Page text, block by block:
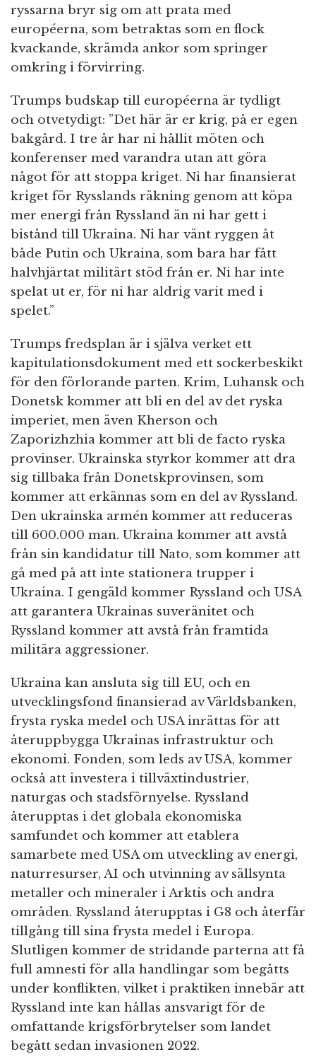
ryssarna bryr sig om att prata med
européerna, som betraktas som en flock
kvackande, skrämda ankor som springer
omkring i förvirring.
Trumps budskap till européerna är tydligt
och otvetydigt: ”Det här är er krig, på er egen
bakgård. I tre år har ni hållit möten och
konferenser med varandra utan att göra
något för att stoppa kriget. Ni har finansierat
kriget för Rysslands räkning genom att köpa
mer energi från Ryssland än ni har gett i
bistånd till Ukraina. Ni har vänt ryggen åt
både Putin och Ukraina, som bara har fått
halvhjärtat militärt stöd från er. Ni har inte
spelat ut er, för ni har aldrig varit med i
spelet.”
Trumps fredsplan är i själva verket ett
kapitulationsdokument med ett sockerbeskikt
för den förlorande parten. Krim, Luhansk och
Donetsk kommer att bli en del av det ryska
imperiet, men även Kherson och
Zaporizhzhia kommer att bli de facto ryska
provinser. Ukrainska styrkor kommer att dra
sig tillbaka från Donetskprovinsen, som
kommer att erkännas som en del av Ryssland.
Den ukrainska armén kommer att reduceras
till 600.000 man. Ukraina kommer att avstå
från sin kandidatur till Nato, som kommer att
gå med på att inte stationera trupper i
Ukraina. I gengäld kommer Ryssland och USA
att garantera Ukrainas suveränitet och
Ryssland kommer att avstå från framtida
militära aggressioner.
Ukraina kan ansluta sig till EU, och en
utvecklingsfond finansierad av Världsbanken,
frysta ryska medel och USA inrättas för att
återuppbygga Ukrainas infrastruktur och
ekonomi. Fonden, som leds av USA, kommer
också att investera i tillväxtindustrier,
naturgas och stadsförnyelse. Ryssland
återupptas i det globala ekonomiska
samfundet och kommer att etablera
samarbete med USA om utveckling av energi,
naturresurser, AI och utvinning av sällsynta
metaller och mineraler i Arktis och andra
områden. Ryssland återupptas i G8 och återfår
tillgång till sina frysta medel i Europa.
Slutligen kommer de stridande parterna att få
full amnesti för alla handlingar som begåtts
under konflikten, vilket i praktiken innebär att
Ryssland inte kan hållas ansvarigt för de
omfattande krigsförbrytelser som landet
begått sedan invasionen 2022.